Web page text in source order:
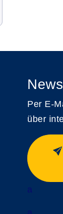
Per E-
über
a